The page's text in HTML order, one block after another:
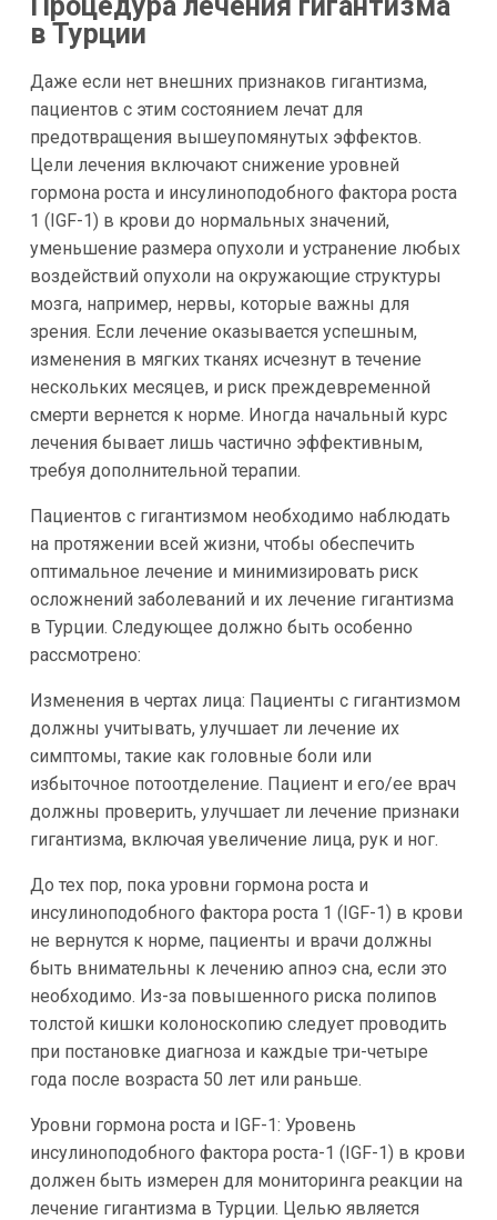
в Турции
Даже если нет внешних признаков гигантизма,
пациентов с этим состоянием лечат для
предотвращения вышеупомянутых эффектов.
Цели лечения включают снижение уровней
гормона роста и инсулиноподобного фактора роста
1 (IGF-1) в крови до нормальных значений,
уменьшение размера опухоли и устранение любых
воздействий опухоли на окружающие структуры
мозга, например, нервы, которые важны для
зрения. Если лечение оказывается успешным,
изменения в мягких тканях исчезнут в течение
нескольких месяцев, и риск преждевременной
смерти вернется к норме. Иногда начальный курс
лечения бывает лишь частично эффективным,
требуя дополнительной терапии.
Пациентов с гигантизмом необходимо наблюдать
на протяжении всей жизни, чтобы обеспечить
оптимальное лечение и минимизировать риск
осложнений заболеваний и их лечение гигантизма
в Турции. Следующее должно быть особенно
рассмотрено:
Изменения в чертах лица: Пациенты с гигантизмом
должны учитывать, улучшает ли лечение их
симптомы, такие как головные боли или
избыточное потоотделение. Пациент и его/ее врач
должны проверить, улучшает ли лечение признаки
гигантизма, включая увеличение лица, рук и ног.
До тех пор, пока уровни гормона роста и
инсулиноподобного фактора роста 1 (IGF-1) в крови
не вернутся к норме, пациенты и врачи должны
быть внимательны к лечению апноэ сна, если это
необходимо. Из-за повышенного риска полипов
толстой кишки колоноскопию следует проводить
при постановке диагноза и каждые три-четыре
года после возраста 50 лет или раньше.
Уровни гормона роста и IGF-1: Уровень
инсулиноподобного фактора роста-1 (IGF-1) в крови
должен быть измерен для мониторинга реакции на
лечение гигантизма в Турции. Целью является